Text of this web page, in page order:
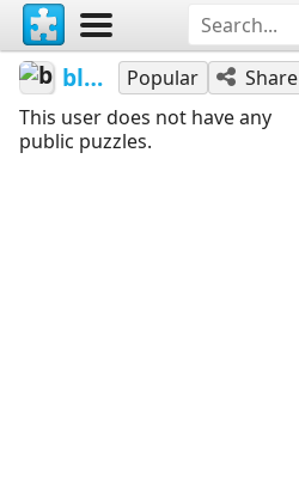
blvkuanhnet Popular
Share
This user does not have any
public puzzles.